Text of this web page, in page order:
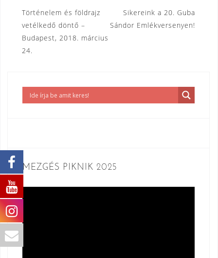
Bejegyzés
navigáció
Történelem és földrajz
vetélkedő döntő –
Budapest, 2018. március
24.
Sikereink a 20. Guba
Sándor Emlékversenyen!
MEZGÉS PIKNIK 2025